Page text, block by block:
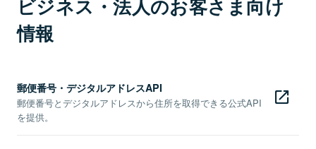
ビジネス・法人のお客さま向け
情報
郵便番号・デジタルアドレスAPI
郵便番号とデジタルアドレスから住所を取得できる公式API
を提供。